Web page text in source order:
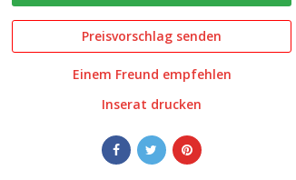
Preisvorschlag senden
Einem Freund empfehlen
Inserat drucken